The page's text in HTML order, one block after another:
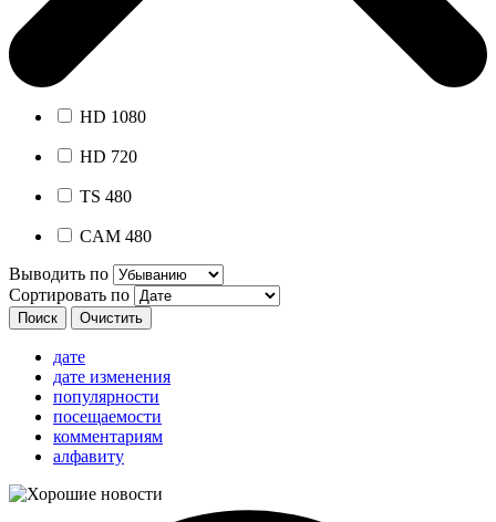
HD 1080
HD 720
TS 480
CAM 480
Выводить по
Сортировать по
дате
дате изменения
популярности
посещаемости
комментариям
алфавиту